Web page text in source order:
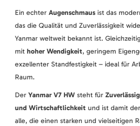
Ein echter Augenschmaus ist das
das die Qualität und Zuverlässigkeit
Yanmar weltweit bekannt ist.
mit hoher Wendigkeit, geringem
exzellenter Standfestigkeit – ideal für
Raum.
Der Yanmar V7 HW steht für
und Wirtschaftlichkeit und ist damit
alle, die einen starken und vielseitigen